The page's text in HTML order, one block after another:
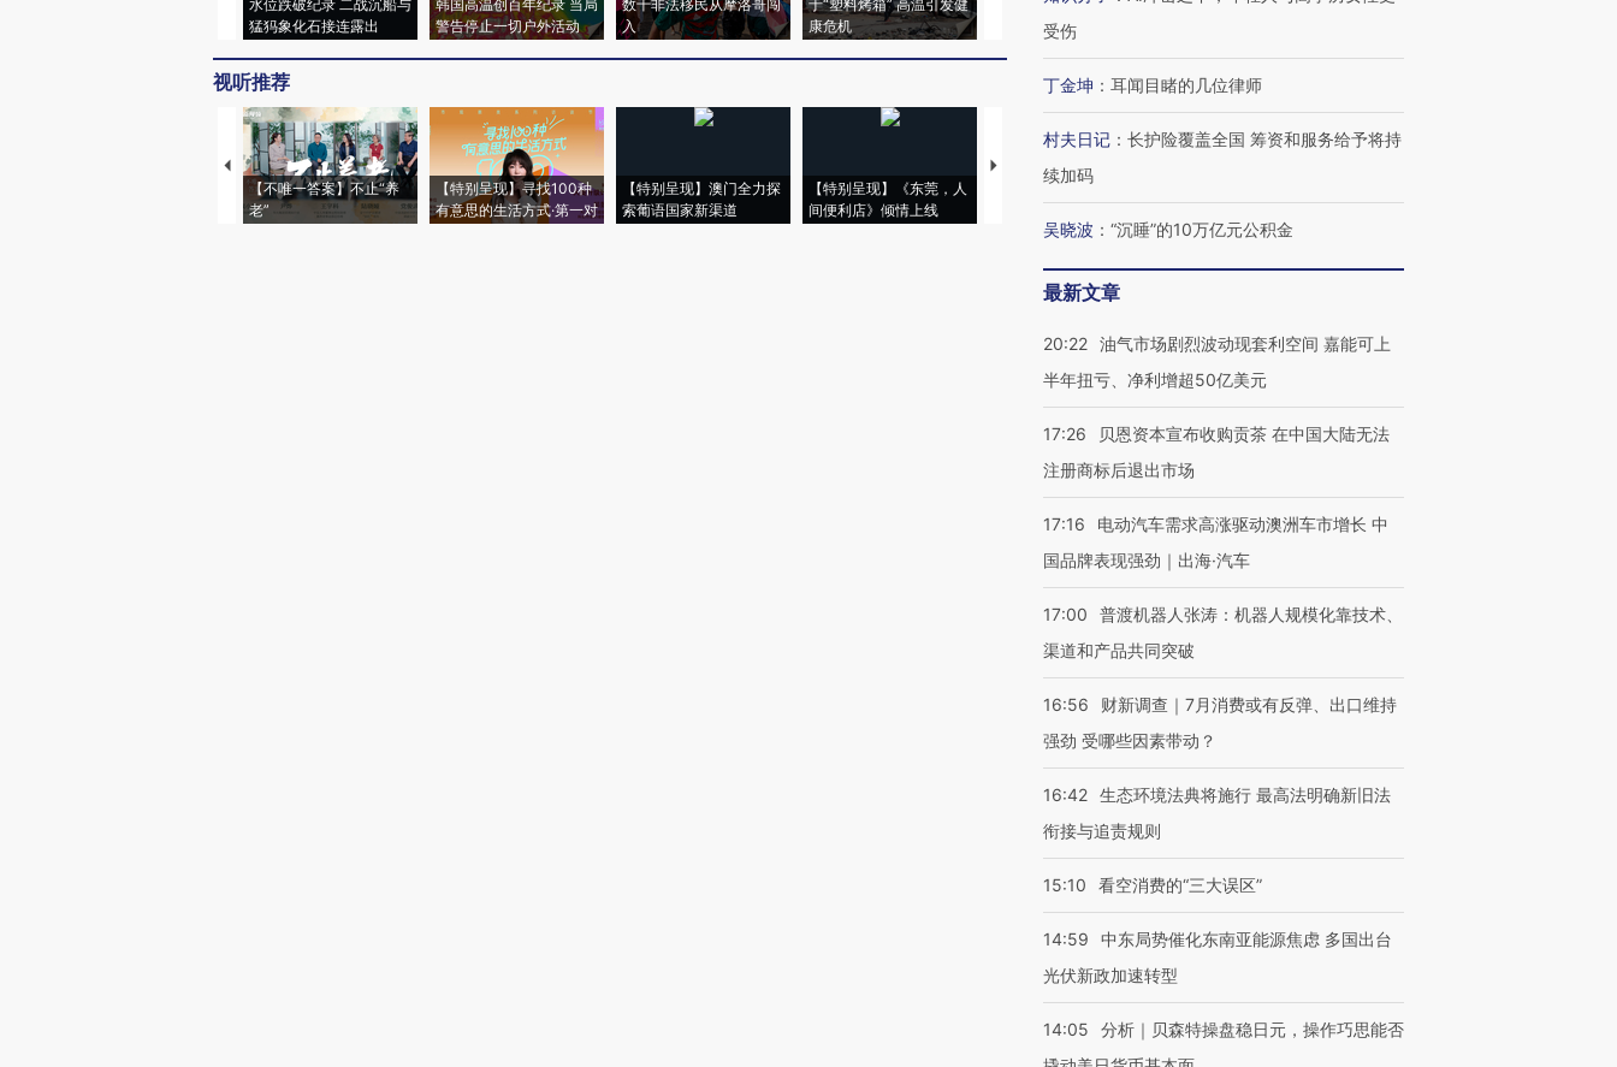
水位跌破纪录 二战沉船与
猛犸象化石接连露出
韩国高温创百年纪录 当局
警告停止一切户外活动
数千非法移民从摩洛哥闯
入
于“塑料烤箱” 高温引发健
康危机
术：是什么让中产们甘
心“花钱找虐”？
粒摇头丸 尿检体内含3种
度Z世代 用街头抗争将教
视听推荐
【不唯一答案】不止“养
老”
【特别呈现】寻找100种
有意思的生活方式·第一对
【特别呈现】澳门全力探
索葡语国家新渠道
【特别呈现】《东莞，人
间便利店》倾情上线
【推广】走进第四届链博
会，让数智科技“链”接产
受伤
丁金坤 ： 耳闻目睹的几位律师
村夫日记 ： 长护险覆盖全国 筹资和服务给予将持
续加码
吴晓波 ： “沉睡”的10万亿元公积金
最新文章
20:22 油气市场剧烈波动现套利空间 嘉能可上
半年扭亏、净利增超50亿美元
17:26
贝恩资本宣布收购贡茶 在中国大陆无法
注册商标后退出市场
17:16
电动汽车需求高涨驱动澳洲车市增长 中
国品牌表现强劲｜出海·汽车
17:00
普渡机器人张涛：机器人规模化靠技术、
渠道和产品共同突破
16:56
财新调查｜7月消费或有反弹、出口维持
强劲 受哪些因素带动？
16:42 生态环境法典将施行 最高法明确新旧法
衔接与追责规则
15:10 看空消费的“三大误区”
14:59
中东局势催化东南亚能源焦虑 多国出台
光伏新政加速转型
14:05
分析｜贝森特操盘稳日元，操作巧思能否